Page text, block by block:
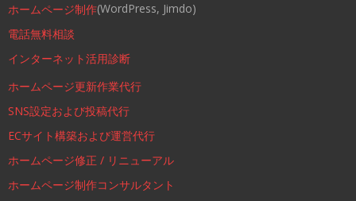
ホームページ制作(WordPress, Jimdo)
電話無料相談
インターネット活用診断
ホームページ更新作業代行
SNS設定および投稿代行
ECサイト構築および運営代行
ホームページ修正 / リニューアル
ホームページ制作コンサルタント